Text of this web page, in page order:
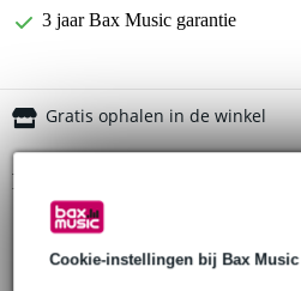
Cookie-instellingen bij Bax Music
3 jaar Bax Music garantie
Gratis ophalen in de winkel
Productinformatie
Pearl snarenmat
voor 14 inch snaredrum